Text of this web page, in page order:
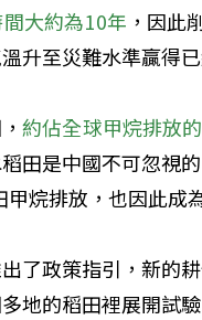
大約為10年 ，因此
升至災難水準贏得
約佔全球甲烷排放
田是中國不可忽視
甲烷排放，也因此成
了政策指引，新的
地的稻田裡展開試